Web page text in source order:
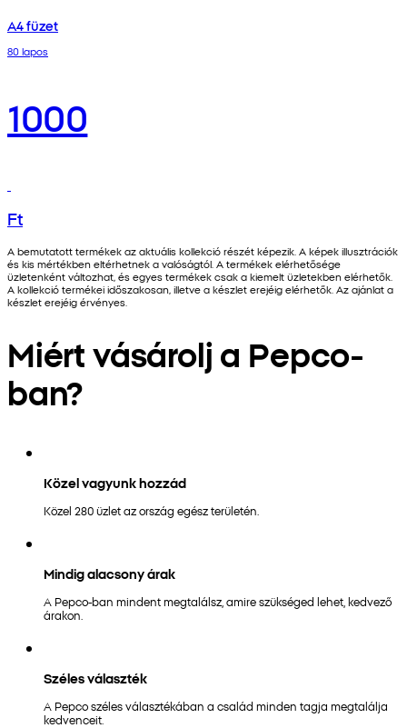
A4 füzet
80 lapos
1000
Ft
A bemutatott termékek az aktuális kollekció részét képezik. A képek illusztrációk
és kis mértékben eltérhetnek a valóságtól. A termékek elérhetősége
üzletenként változhat, és egyes termékek csak a kiemelt üzletekben elérhetők.
A kollekció termékei időszakosan, illetve a készlet erejéig elérhetők. Az ajánlat a
készlet erejéig érvényes.
Miért vásárolj a Pepco-
ban?
Közel vagyunk hozzád
Közel 280 üzlet az ország egész területén.
Mindig alacsony árak
A Pepco-ban mindent megtalálsz, amire szükséged lehet, kedvező
árakon.
Széles választék
A Pepco széles választékában a család minden tagja megtalálja
kedvenceit.